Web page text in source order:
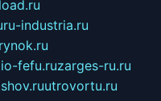
ru-industria.ru
fefu.ruzarges-ru.ru
utrovortu.ru